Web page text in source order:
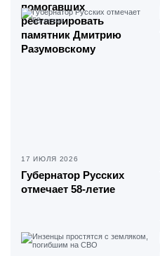
помогавших
реставрировать
памятник Дмитрию
Разумовскому
17 ИЮЛЯ 2026
Губернатор Русских
отмечает 58-летие